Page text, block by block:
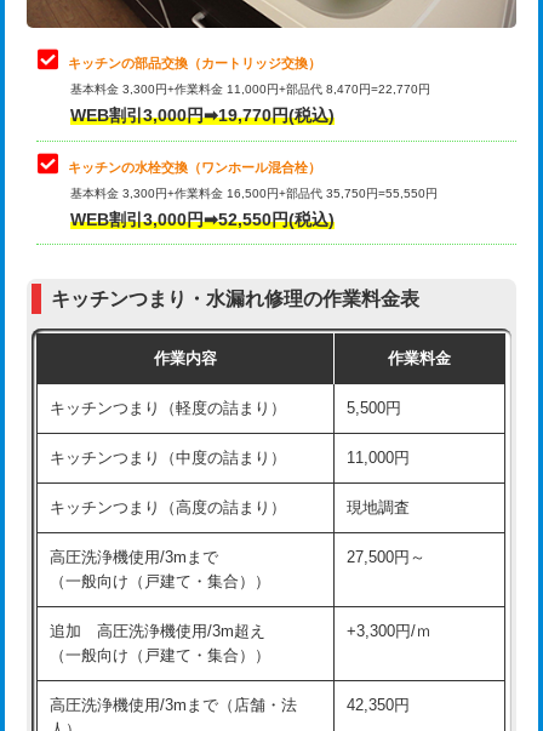
給水管工事※（塩ビ管（VP・HI）使
用/3ｍまで)
給水管工事※（塩ビ管（VP・HI）使
用（追加）/3ｍ超え)
給水管工事※（ライニング鋼管・銅
管・ポリ管・HT管使用/3ｍまで)
44,000円
管・ポリ管・HT管使用/3ｍ超え)
排水管工事（土の掘削・埋め戻し作
11,000円~
排水管工事（排水管工事/3ｍまで） 55,000円
排水管工事（追加 排水管工事/3ｍ超
+11,000円
マス交換（深さ50㎝未満）
マス交換（深さ50㎝以上） 66,000円
コンクリート斫り（厚さ10㎝まで）
止水・漏水調査・防水処理・清掃・修
理・調整・分解・加工など（中作業）
22,000円
止水・漏水調査・防水処理・清掃・修
理・調整・分解・加工など（重作業）
33,000円
お風呂タンク脱着
その他部品の脱着
式・ワンホール）)
交換・取付(排水栓・排水トラップ
22,000円+材料費
持込商品取付（単水栓）
持込商品取付（混合水栓） 16,500円
キッチンの部品交換（カートリッジ交換）
基本料金 3,300円+作業料金 11,000円+部品代 8,470円=22,770円
WEB割引3,000円➡19,770円(税込)
キッチンの水栓交換（ワンホール混合栓）
基本料金 3,300円+作業料金 16,500円+部品代 35,750円=55,550円
WEB割引3,000円➡52,550円(税込)
キッチンつまり・水漏れ修理の作業料金表
作業内容 作業料金
キッチンつまり（軽度の詰まり） 5,500円
キッチンつまり（中度の詰まり） 11,000円
キッチンつまり（高度の詰まり） 現地調査
高圧洗浄機使用/3mまで
（一般向け（戸建て・集合））
27,500円～
追加 高圧洗浄機使用/3m超え
（一般向け（戸建て・集合））
+3,300円/ｍ
高圧洗浄機使用/3mまで（店舗・法
42,350円